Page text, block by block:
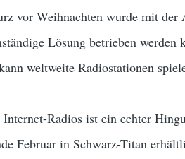
vor Weihnachten wurde mit
Lösung betrieben
weltweite Radiostationen
Internet-Radios ist ein echter
Februar in Schwarz-Titan